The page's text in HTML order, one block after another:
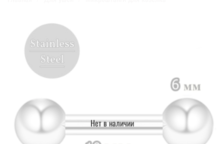
Нет в наличии